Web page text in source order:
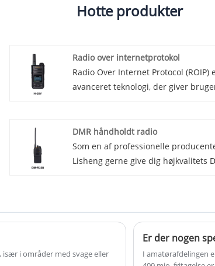
Hotte produkter
Radio over internetprotokol
Radio Over Internet Protocol (ROIP)
avanceret teknologi, der giver
Denne innovative løsning integrerer
problemfrit traditionelle
med moderne internetnetværk for at
DMR håndholdt radio
Som en af ​​professionelle
Lisheng gerne give dig højkvalitets
for håndholdt radioteknologi: DMR
håndholdte radioer. Denne
enhed er designet til at give pålidelig,
sikker kommunikation i krævende
i områder med svage eller
Er der nogen
I amatørafdelingen